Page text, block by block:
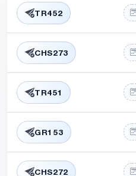
TR452
CHS273
TR451
GR153
CHS272